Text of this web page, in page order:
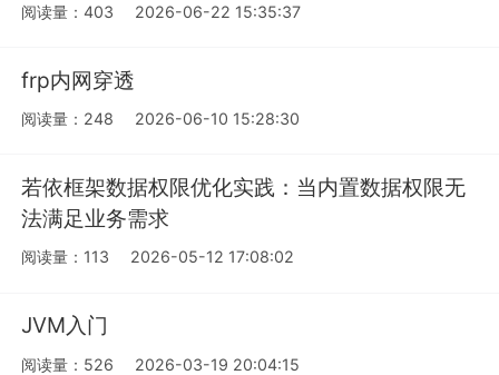
阅读量：403 2026-06-22 15:35:37
frp内网穿透
阅读量：248 2026-06-10 15:28:30
若依框架数据权限优化实践：当内置数据权限无
法满足业务需求
阅读量：113 2026-05-12 17:08:02
JVM入门
阅读量：526 2026-03-19 20:04:15